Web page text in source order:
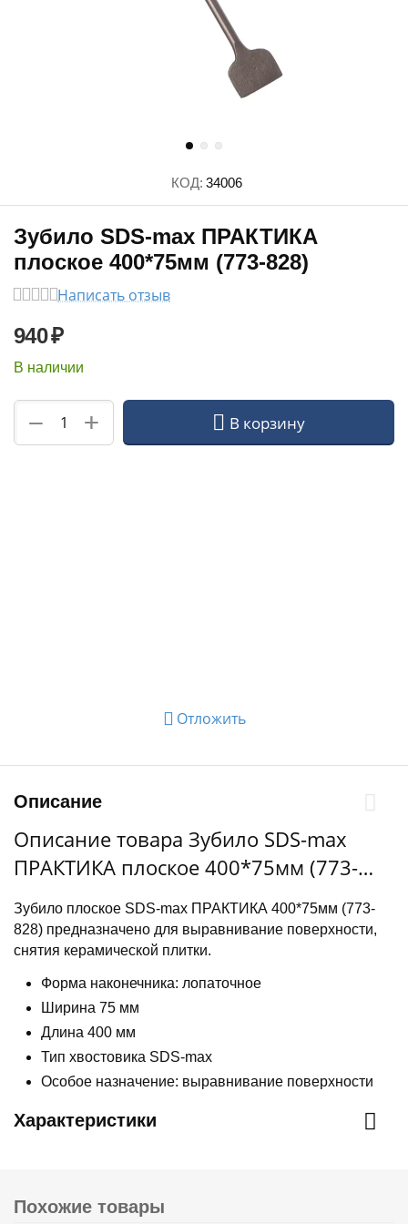
КОД: 34006
Зубило SDS-max ПРАКТИКА
плоское 400*75мм (773-828)
Написать отзыв
940₽
В наличии
+
− В корзину
Отложить
Описание
Описание товара Зубило SDS-max
ПРАКТИКА плоское 400*75мм (773-
828)
Зубило плоское SDS-max ПРАКТИКА 400*75мм (773-
828) предназначено для выравнивание поверхности,
снятия керамической плитки.
Форма наконечника: лопаточное
Ширина 75 мм
Длина 400 мм
Тип хвостовика SDS-max
Особое назначение: выравнивание поверхности
Характеристики
Похожие товары